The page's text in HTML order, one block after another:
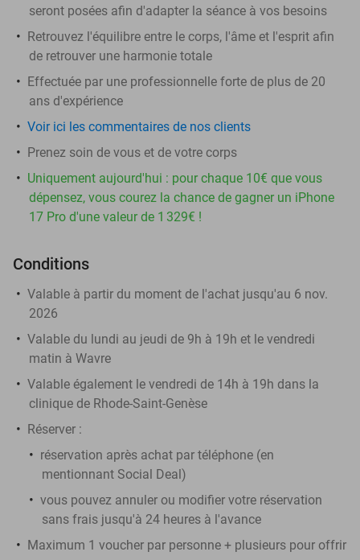
seront posées afin d'adapter la séance à vos besoins
Retrouvez l'équilibre entre le corps, l'âme et l'esprit afin
de retrouver une harmonie totale
Effectuée par une professionnelle forte de plus de 20
ans d'expérience
Voir ici les commentaires de nos clients
Prenez soin de vous et de votre corps
Uniquement aujourd'hui : pour chaque 10€ que vous
dépensez, vous courez la chance de gagner un iPhone
17 Pro d'une valeur de 1 329€ !
Conditions
Valable à partir du moment de l'achat jusqu'au 6 nov.
2026
Valable du lundi au jeudi de 9h à 19h et le vendredi
matin à Wavre
Valable également le vendredi de 14h à 19h dans la
clinique de Rhode-Saint-Genèse
Réserver :
réservation après achat par téléphone (en
mentionnant Social Deal)
vous pouvez annuler ou modifier votre réservation
sans frais jusqu'à 24 heures à l'avance
Maximum 1 voucher par personne + plusieurs pour offrir